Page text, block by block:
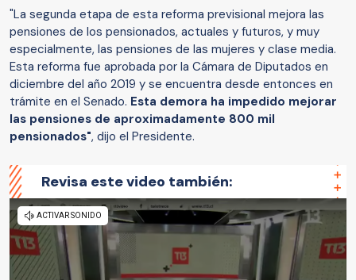
"La segunda etapa de esta reforma previsional mejora las
pensiones de los pensionados, actuales y futuros, y muy
especialmente, las pensiones de las mujeres y clase media.
Esta reforma fue aprobada por la Cámara de Diputados en
diciembre del año 2019 y se encuentra desde entonces en
trámite en el Senado. Esta demora ha impedido mejorar
las pensiones de aproximadamente 800 mil
pensionados", dijo el Presidente.
Revisa este video también: